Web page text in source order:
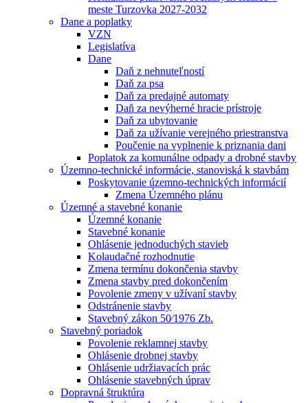
meste Turzovka 2027-2032
Dane a poplatky
VZN
Legislatíva
Dane
Daň z nehnuteľností
Daň za psa
Daň za predajné automaty
Daň za nevýherné hracie prístroje
Daň za ubytovanie
Daň za užívanie verejného priestranstva
Poučenie na vyplnenie k priznania dani
Poplatok za komunálne odpady a drobné stavby
Územno-technické informácie, stanoviská k stavbám
Poskytovanie územno-technických informácií
Zmena Územného plánu
Územné a stavebné konanie
Územné konanie
Stavebné konanie
Ohlásenie jednoduchých stavieb
Kolaudačné rozhodnutie
Zmena termínu dokončenia stavby
Zmena stavby pred dokončením
Povolenie zmeny v užívaní stavby
Odstránenie stavby
Stavebný zákon 50⁄1976 Zb.
Stavebný poriadok
Povolenie reklamnej stavby
Ohlásenie drobnej stavby
Ohlásenie udržiavacích prác
Ohlásenie stavebných úprav
Dopravná štruktúra